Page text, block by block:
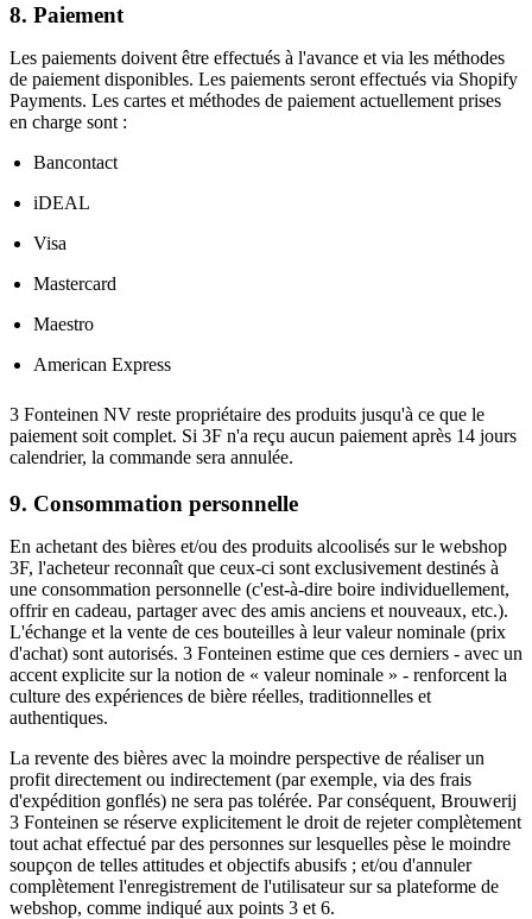
8. Paiement
Les paiements doivent être effectués à l'avance et via les méthodes
de paiement disponibles. Les paiements seront effectués via Shopify
Payments. Les cartes et méthodes de paiement actuellement prises
en charge sont :
Bancontact
iDEAL
Visa
Mastercard
Maestro
American Express
3 Fonteinen NV reste propriétaire des produits jusqu'à ce que le
paiement soit complet. Si 3F n'a reçu aucun paiement après 14 jours
calendrier, la commande sera annulée.
9. Consommation personnelle
En achetant des bières et/ou des produits alcoolisés sur le webshop
3F, l'acheteur reconnaît que ceux-ci sont exclusivement destinés à
une consommation personnelle (c'est-à-dire boire individuellement,
offrir en cadeau, partager avec des amis anciens et nouveaux, etc.).
L'échange et la vente de ces bouteilles à leur valeur nominale (prix
d'achat) sont autorisés. 3 Fonteinen estime que ces derniers - avec un
accent explicite sur la notion de « valeur nominale » - renforcent la
culture des expériences de bière réelles, traditionnelles et
authentiques.
La revente des bières avec la moindre perspective de réaliser un
profit directement ou indirectement (par exemple, via des frais
d'expédition gonflés) ne sera pas tolérée. Par conséquent, Brouwerij
3 Fonteinen se réserve explicitement le droit de rejeter complètement
tout achat effectué par des personnes sur lesquelles pèse le moindre
soupçon de telles attitudes et objectifs abusifs ; et/ou d'annuler
complètement l'enregistrement de l'utilisateur sur sa plateforme de
webshop, comme indiqué aux points 3 et 6.